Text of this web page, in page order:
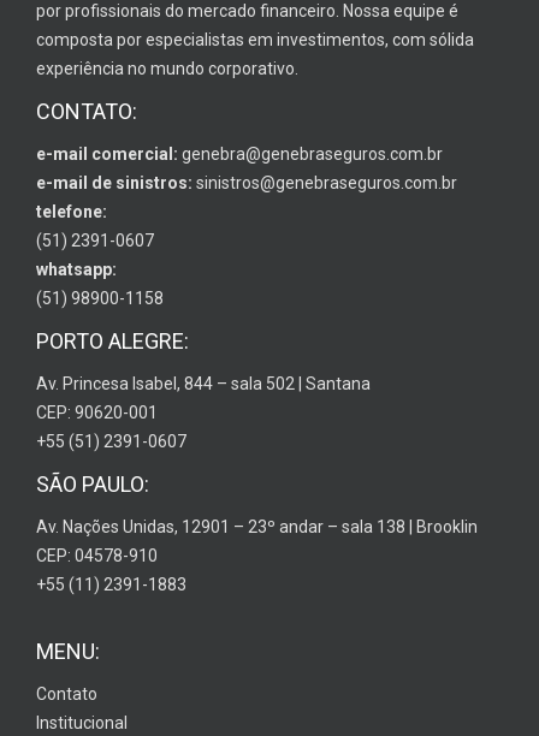
por profissionais do mercado financeiro. Nossa equipe é
composta por especialistas em investimentos, com sólida
experiência no mundo corporativo.
CONTATO:
e-mail comercial: genebra@genebraseguros.com.br
e-mail de sinistros: sinistros@genebraseguros.com.br
telefone:
(51) 2391-0607
whatsapp:
(51) 98900-1158
PORTO ALEGRE:
Av. Princesa Isabel, 844 – sala 502 | Santana
CEP: 90620-001
+55 (51) 2391-0607
SÃO PAULO:
Av. Nações Unidas, 12901 – 23º andar – sala 138 | Brooklin
CEP: 04578-910
+55 (11) 2391-1883
MENU:
Contato
Institucional